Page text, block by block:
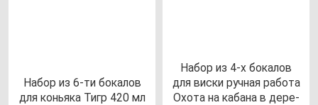
Набор из 6-ти бо­ка­лов
для конь­яка Тигр 420 мл
Набор из 4-х бо­ка­лов
для вис­ки руч­ная ра­бо­та
Охо­та на ка­ба­на в де­ре­